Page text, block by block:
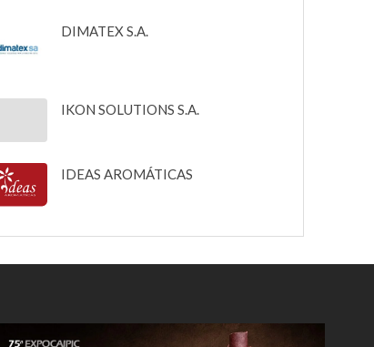
DIMATEX S.A.
IKON SOLUTIONS S.A.
IDEAS AROMÁTICAS